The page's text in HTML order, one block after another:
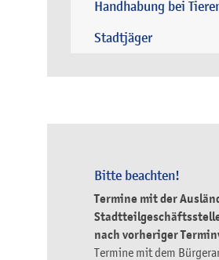
Handhabung bei
Stadtjäger
Bitte beachten!
Termine mit der
nach vorheriger
Termine mit dem